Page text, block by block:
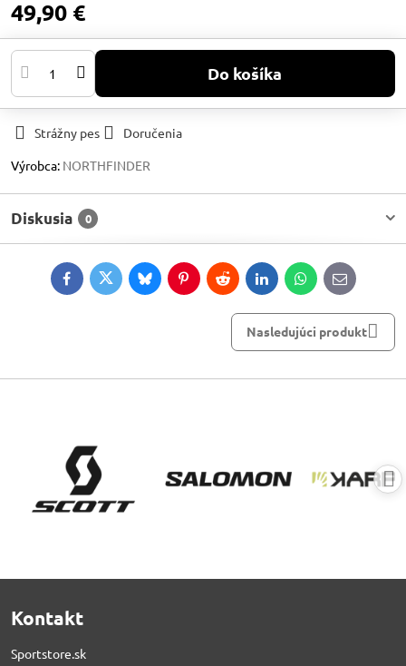
49,90 €
Do košíka
Strážny pes
Doručenia
Výrobca: NORTHFINDER
Diskusia 0
FacebookTwitterBlueskyPinterestRedditLinkedInWhatsApp
E-
mail
Nasledujúci produkt
Kontakt
Sportstore.sk